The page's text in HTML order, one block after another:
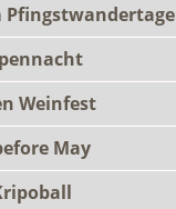
Pfingstwandertage
Weinfest
May